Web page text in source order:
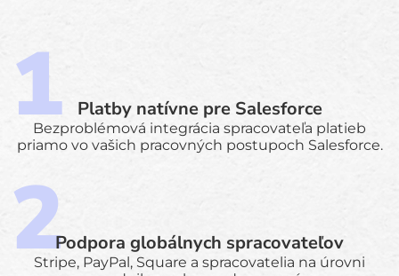
Platby natívne pre Salesforce
Bezproblémová integrácia spracovateľa platieb
priamo vo vašich pracovných postupoch Salesforce.
Podpora globálnych spracovateľov
Stripe, PayPal, Square a spracovatelia na úrovni